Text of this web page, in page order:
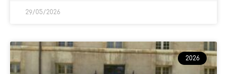
29/05/2026
2026